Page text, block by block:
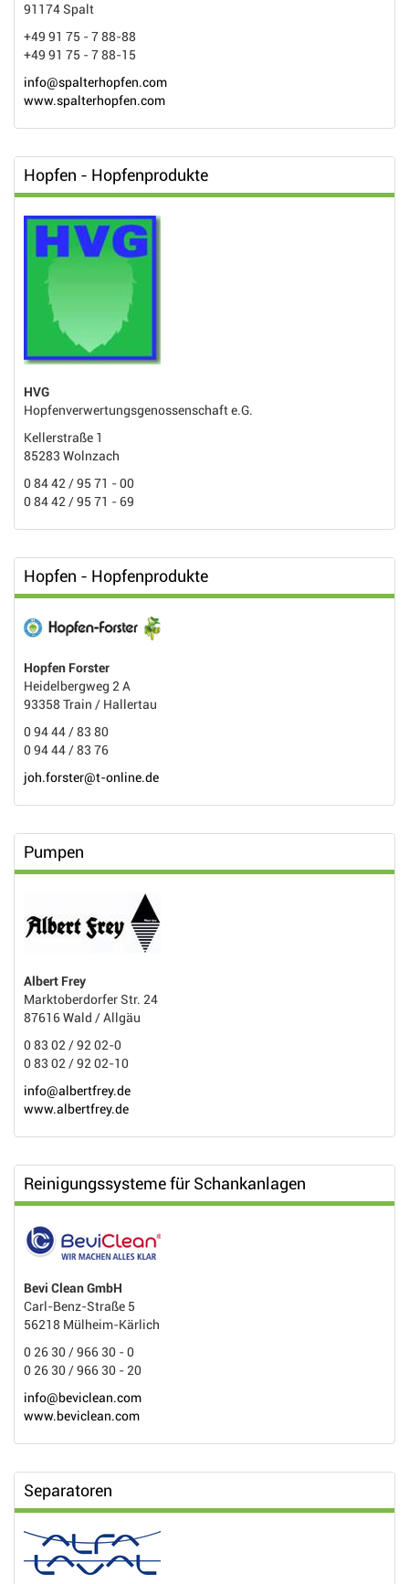
91174 Spalt
+49 91 75 - 7 88-88
+49 91 75 - 7 88-15
info@spalterhopfen.com
www.spalterhopfen.com
Hopfen - Hopfenprodukte
HVG
Hopfenverwertungsgenossenschaft e.G.
Kellerstraße 1
85283 Wolnzach
0 84 42 / 95 71 - 00
0 84 42 / 95 71 - 69
Hopfen - Hopfenprodukte
Hopfen Forster
Heidelbergweg 2 A
93358 Train / Hallertau
0 94 44 / 83 80
0 94 44 / 83 76
joh.forster@t-online.de
Pumpen
Albert Frey
Marktoberdorfer Str. 24
87616 Wald / Allgäu
0 83 02 / 92 02-0
0 83 02 / 92 02-10
info@albertfrey.de
www.albertfrey.de
Reinigungssysteme für Schankanlagen
Bevi Clean GmbH
Carl-Benz-Straße 5
56218 Mülheim-Kärlich
0 26 30 / 966 30 - 0
0 26 30 / 966 30 - 20
info@beviclean.com
www.beviclean.com
Separatoren